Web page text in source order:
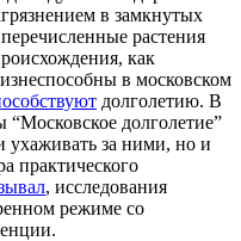
в замкнутых
растения
как
в московском
долголетию. В
долголетие”
ухаживать за ними, но и
практического
, исследования
режиме со